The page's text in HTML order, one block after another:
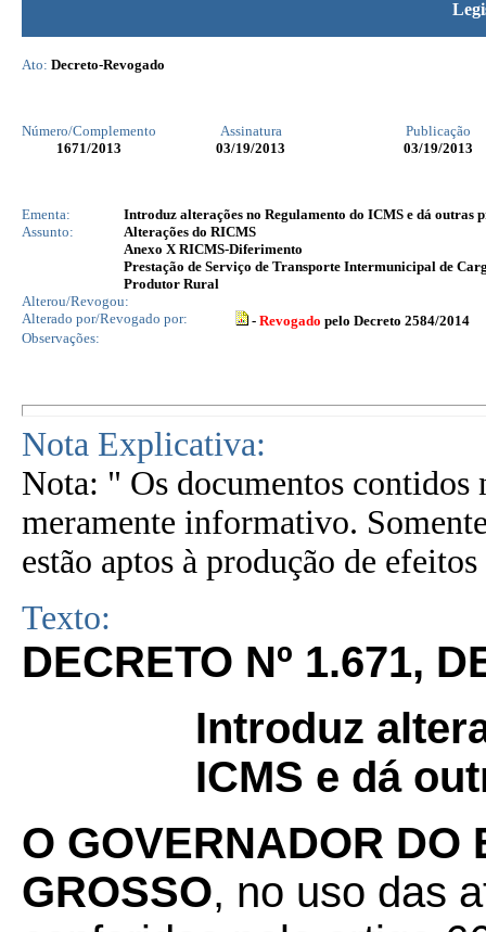
Ato: Decreto-Revogado
Número/Complemento Assinatura
Publicação
1671/2013 03/19/2013 03/19/2013
Ementa:
Introduz alterações no Regulamento do ICMS e dá outras
Assunto:
Alterações do RICMS
Anexo X RICMS-Diferimento
Prestação de Serviço de Transporte Intermunicipal de
Produtor Rural
Alterou/Revogou:
Alterado por/Revogado por:
- Revogado pelo Decreto 2584/2014
Observações:
Nota Explicativa:
Nota: " Os documentos contidos
meramente informativo.
estão aptos à produção de
Texto:
DECRETO Nº 1.671,
Introduz
ICMS e dá
O GOVERNADOR DO
GROSSO, no uso das